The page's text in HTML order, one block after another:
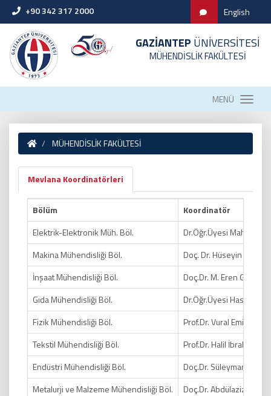
+90 342 317 2000 English
GAZİANTEP ÜNİVERSİTESİ
MÜHENDİSLİK FAKÜLTESİ
MENÜ
MÜHENDİSLİK FAKÜLTESİ
Mevlana Koordinatörleri
Bölüm
Koordinatör
Elektrik-Elektronik Müh. Böl.
Dr.Öğr.Üyesi Mahmut
Makina Mühendisliği Böl.
Doç. Dr. Hüseyin YAĞLI
İnşaat Mühendisliği Böl.
Doç.Dr. M. Eren GÜLŞAN
Gıda Mühendisliği Böl.
Dr.Öğr.Üyesi Hasene
Fizik Mühendisliği Böl.
Prof.Dr. Vural Emir
Tekstil Mühendisliği Böl.
Prof.Dr. Halil İbrahim
Endüstri Mühendisliği Böl.
Doç.Dr. Süleyman METE
Metalurji ve Malzeme Mühendisliği Böl.
Doç.Dr. Abdülaziz KAYA